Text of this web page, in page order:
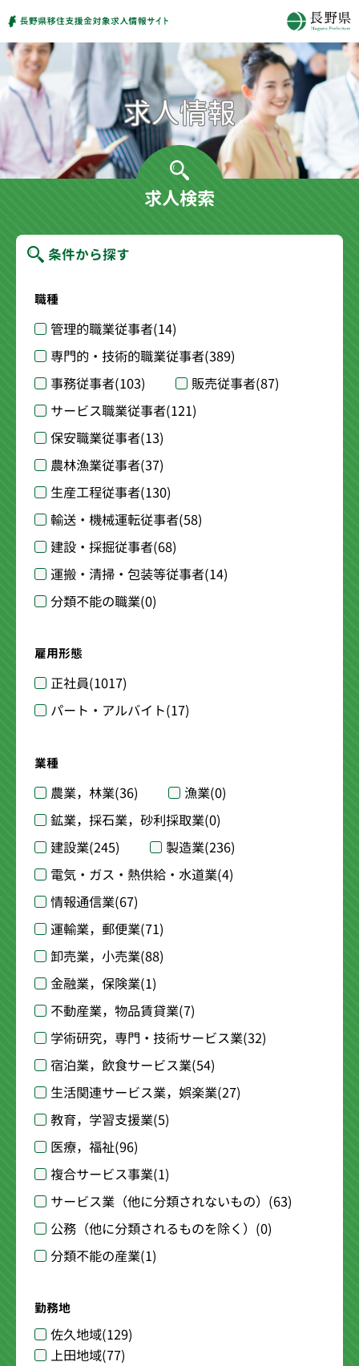
求人検索
条件から探す
職種
管理的職業従事者(14)
専門的・技術的職業従事者(389)
事務従事者(103) 販売従事者(87)
サービス職業従事者(121)
保安職業従事者(13)
農林漁業従事者(37)
生産工程従事者(130)
輸送・機械運転従事者(58)
建設・採掘従事者(68)
運搬・清掃・包装等従事者(14)
分類不能の職業(0)
雇用形態
正社員(1017)
パート・アルバイト(17)
業種
農業，林業(36) 漁業(0)
鉱業，採石業，砂利採取業(0)
建設業(245) 製造業(236)
電気・ガス・熱供給・水道業(4)
情報通信業(67)
運輸業，郵便業(71)
卸売業，小売業(88)
金融業，保険業(1)
不動産業，物品賃貸業(7)
学術研究，専門・技術サービス業(32)
宿泊業，飲食サービス業(54)
生活関連サービス業，娯楽業(27)
教育，学習支援業(5)
医療，福祉(96)
複合サービス事業(1)
サービス業（他に分類されないもの） (63)
公務（他に分類されるものを除く） (0)
分類不能の産業(1)
勤務地
佐久地域(129)
上田地域(77)